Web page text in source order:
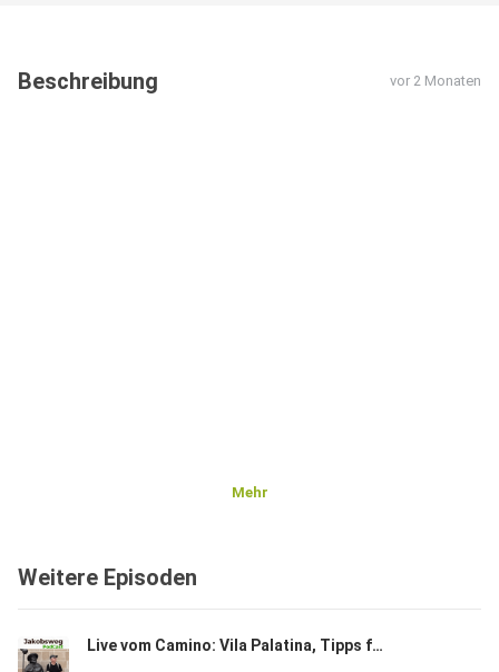
Beschreibung vor 2 Monaten
Mehr
Weitere Episoden
Live vom Camino: Vila Palatina, Tipps für den Camino Primitivo (unplugged 267)